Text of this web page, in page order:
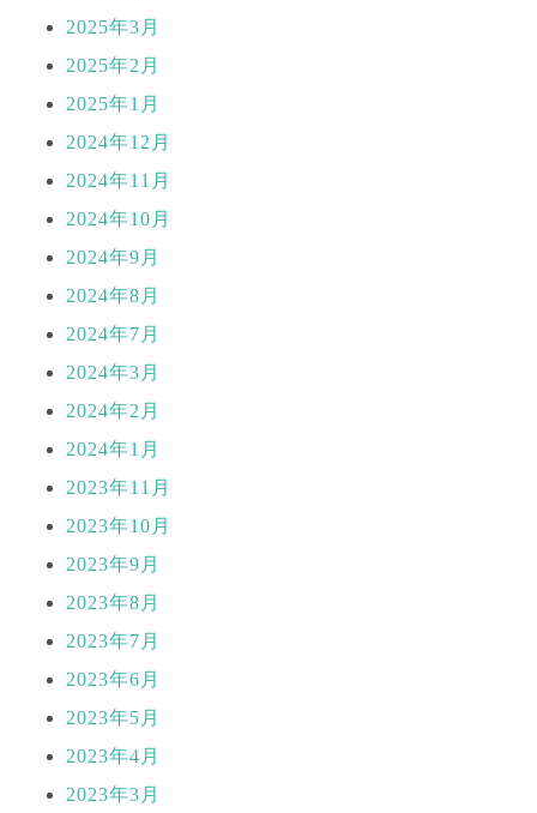
2025年3月
2025年2月
2025年1月
2024年12月
2024年11月
2024年10月
2024年9月
2024年8月
2024年7月
2024年3月
2024年2月
2024年1月
2023年11月
2023年10月
2023年9月
2023年8月
2023年7月
2023年6月
2023年5月
2023年4月
2023年3月